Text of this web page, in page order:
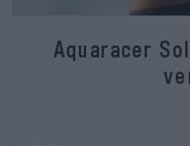
Aquaracer